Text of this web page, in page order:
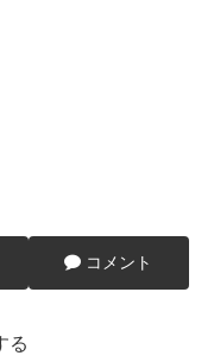
コメント
る